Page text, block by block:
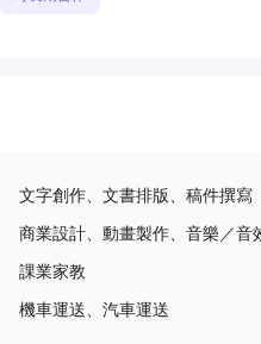
文字創作、文書排版、稿件撰寫
商業設計、動畫製作、音樂／音
課業家教
機車運送、汽車運送